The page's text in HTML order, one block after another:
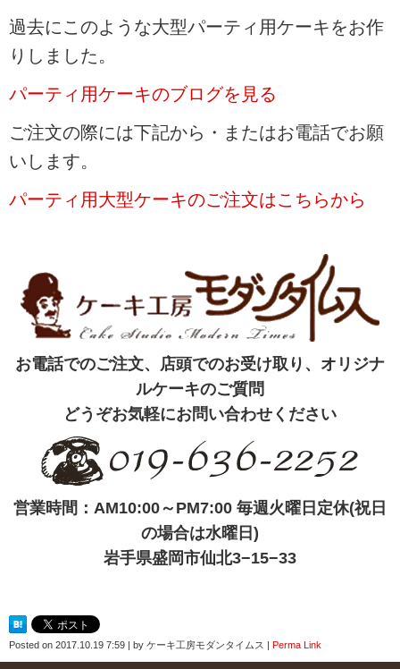
過去にこのような大型パーティ用ケーキをお作
りしました。
パーティ用ケーキのブログを見る
ご注文の際には下記から・またはお電話でお願
いします。
パーティ用大型ケーキのご注文はこちらから
お電話でのご注文、店頭でのお受け取り、オリジナ
ルケーキのご質問
どうぞお気軽にお問い合わせください
営業時間：AM10:00～PM7:00 毎週火曜日定休(祝日
の場合は水曜日)
岩手県盛岡市仙北3−15−33
Posted on 2017.10.19 7:59 by ケーキ工房モダンタイムス Perma Link